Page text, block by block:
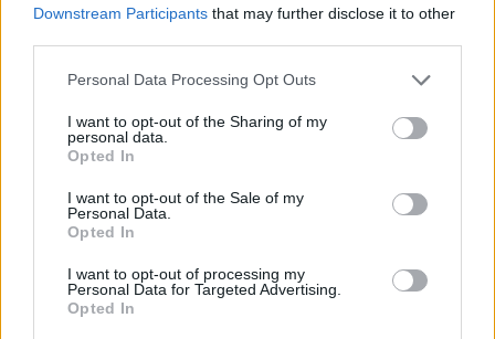
Downstream Participants that may further disclose it to other
Personal Data Processing Opt Outs
I want to opt-out of the Sharing of my
personal data.
Opted In
I want to opt-out of the Sale of my
Personal Data.
Opted In
I want to opt-out of processing my
Personal Data for Targeted Advertising.
Opted In
Απρόσκοπτη εκτέλεση πολλαπλών
εργασιών παράλληλα– Το προηγμένο
Multi-Active Window προσφέρει αυξημένο
έλεγχο και ευελιξία στη διάταξη της
οθόνης. Οι χρήστες μπορούν να
καθώς έχουν τη δυνατότητα να ανοίξουν
ταυτόχρονα την ίδια εφαρμογή σε
πολλαπλά παράθυρα και να την δουν
δίπλα-δίπλα. Με το βελτιωμένο Πίνακα